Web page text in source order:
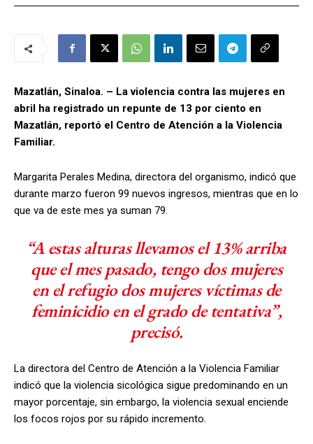
Mazatlán, Sinaloa. – La violencia contra las mujeres en
abril ha registrado un repunte de 13 por ciento en
Mazatlán, reportó el Centro de Atención a la Violencia
Familiar.
Margarita Perales Medina, directora del organismo, indicó que
durante marzo fueron 99 nuevos ingresos, mientras que en lo
que va de este mes ya suman 79.
“A estas alturas llevamos el 13% arriba
que el mes pasado, tengo dos mujeres
en el refugio dos mujeres víctimas de
feminicidio en el grado de tentativa”,
precisó.
La directora del Centro de Atención a la Violencia Familiar
indicó que la violencia sicológica sigue predominando en un
mayor porcentaje, sin embargo, la violencia sexual enciende
los focos rojos por su rápido incremento.